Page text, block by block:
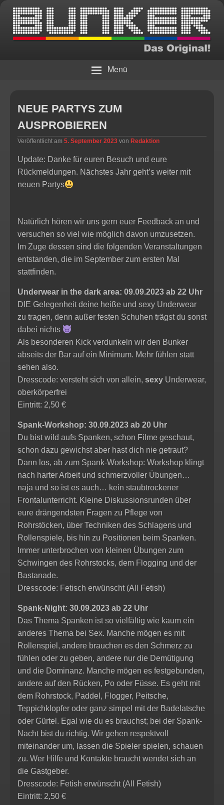
BUNKER – Das Original!
Menü
NEUE PARTYS ZUM
AUSPROBIEREN
Veröffentlicht am 5. September 2023 von Redaktion
Update: Danke für euren Besuch und eure
Rückmeldungen. Nächstes Jahr geht’s weiter mit
neuen Partys
Natürlich hören wir uns gern euer Feedback an und
versuchen so viel wie möglich davon umzusetzen.
Im Zuge dessen sind die folgenden Veranstaltungen
entstanden, die im September zum ersten Mal
stattfinden.
Underwear in the dark area: 09.09.2023 ab 22 Uhr
DIE Gelegenheit deine heiße und sexy Underwear
zu tragen, denn außer festen Schuhen trägst du sonst
dabei nichts
Als besonderen Kick verdunkeln wir den Bunker
abseits der Bar auf ein Minimum. Mehr fühlen statt
sehen also.
Dresscode: versteht sich von allein, sexy Underwear,
oberkörperfrei
Eintritt: 2,50 €
Spank-Workshop: 30.09.2023 ab 20 Uhr
Du bist wild aufs Spanken, schon Filme geschaut,
schon dazu gewichst aber hast dich nie getraut?
Dann los, ab zum Spank-Workshop: Workshop klingt
nach harter Arbeit und schmerzvoller Übungen…
naja und so ist es auch… kein staubtrockener
Frontalunterricht. Kleine Diskussionsrunden über
eure drängendsten Fragen zu Pflege von
Rohrstöcken, über Techniken des Schlagens und
Rollenspiele, bis hin zu Positionen beim Spanken.
Immer unterbrochen von kleinen Übungen zum
Schwingen des Rohrstocks, dem Flogging und der
Bastanade.
Dresscode: Fetisch erwünscht (All Fetish)
Spank-Night: 30.09.2023 ab 22 Uhr
Das Thema Spanken ist so vielfältig wie kaum ein
anderes Thema bei Sex. Manche mögen es mit
Rollenspiel, andere brauchen es den Schmerz zu
fühlen oder zu geben, andere nur die Demütigung
und die Dominanz. Manche mögen es festgebunden,
andere auf den Rücken, Po oder Füsse. Es geht mit
dem Rohrstock, Paddel, Flogger, Peitsche,
Teppichklopfer oder ganz simpel mit der Badelatsche
oder Gürtel. Egal wie du es brauchst; bei der Spank-
Nacht bist du richtig. Wir gehen respektvoll
miteinander um, lassen die Spieler spielen, schauen
zu. Wer Hilfe und Kontakte braucht wendet sich an
die Gastgeber.
Dresscode: Fetish erwünscht (All Fetish)
Eintritt: 2,50 €